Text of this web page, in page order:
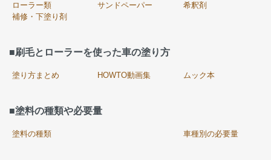
ローラー類
サンドペーパー
希釈剤
補修・下塗り剤
■刷毛とローラーを使った車の塗り方
塗り方まとめ HOWTO動画集 ムック本
■塗料の種類や必要量
塗料の種類 車種別の必要量